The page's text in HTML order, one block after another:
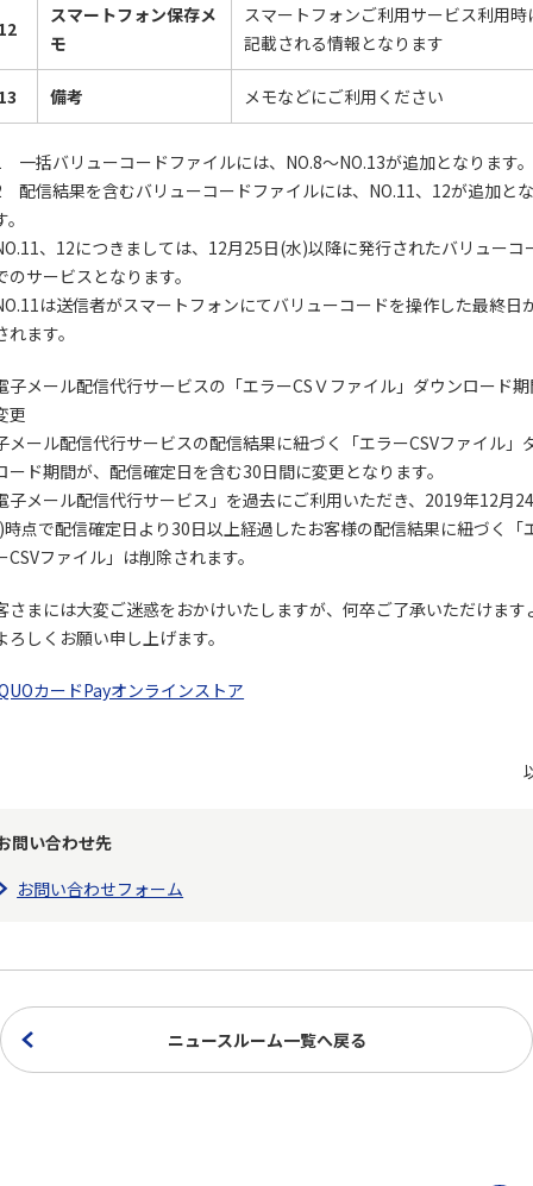
スマートフォン保存メ
モ
スマートフォンご利用サービス利用時
記載される情報となります
備考 メモなどにご利用ください
括バリューコードファイルには、NO.8～NO.13が追加となります。
信結果を含むバリューコードファイルには、NO.11、12が追加と
、12につきましては、12月25日(水)以降に発行されたバリューコ
のサービスとなります。
は送信者がスマートフォンにてバリューコードを操作した最終日
れます。
メール配信代行サービスの「エラーCSＶファイル」ダウンロード
更
メール配信代行サービスの配信結果に紐づく「エラーCSVファイル」
ード期間が、配信確定日を含む30日間に変更となります。
子メール配信代行サービス」を過去にご利用いただき、2019年12月
点で配信確定日より30日以上経過したお客様の配信結果に紐づく「
CSVファイル」は削除されます。
さまには⼤変ご迷惑をおかけいたしますが、何卒ご了承いただけます
ろしくお願い申し上げます。
カードPayオンラインストア
問い合わせ先
お問い合わせフォーム
ニュースルーム一覧へ戻る